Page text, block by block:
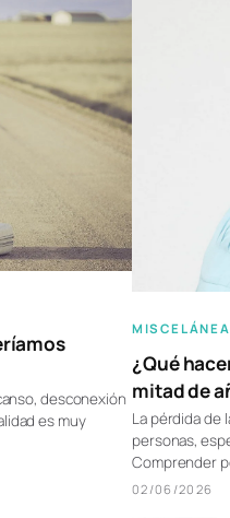
desconexión
es muy
MISCELÁNEA
¿Qué
mitad de
La pérdida de
personas,
Comprender
02/06/2026